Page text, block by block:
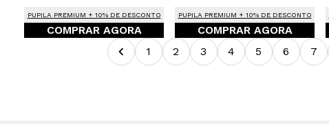
PUPILA PREMIUM + 10% DE DESCONTO
COMPRAR AGORA
PUPILA PREMIUM + 10% DE DESCONTO
COMPRAR AGORA
1
2 3 4 5 6 7